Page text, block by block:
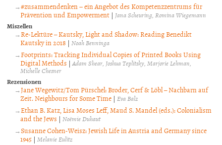
#zusammendenken − ein Angebot des Kompetenzzentrums für
Prävention und Empowerment | Jana Scheuring Romina Wiegemann
Miszellen
Re-Lektüre – Kautsky, Light and Shadow: Reading Benedikt
Kautsky in 2018 | Noah Benninga
Footprints: Tracking Individual Copies of Printed Books Using
Digital Methods |Adam Shear Joshua Teplitsky Marjorie Lehman
Michelle Chesner
Rezensionen
Jane Wegewitz/Tom Pürschel: Broder, Cerf & Löbl – Nachbarn auf
Zeit. Neighbours for Some Time | Eva Balz
Ethan B. Katz, Lisa Moses Leff, Maud S. Mandel (eds.): Colonialism
and the Jews | Noëmie Duhaut
Susanne Cohen-Weisz: Jewish Life in Austria and Germany since
1945 | Melanie Eulitz